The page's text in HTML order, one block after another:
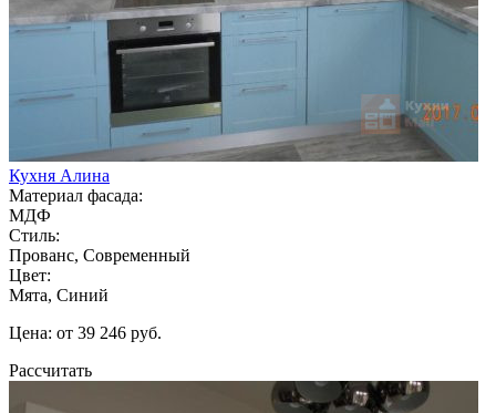
Кухня Алина
Материал фасада:
МДФ
Стиль:
Прованс, Современный
Цвет:
Мята, Синий
Цена: от 39 246 руб.
Рассчитать